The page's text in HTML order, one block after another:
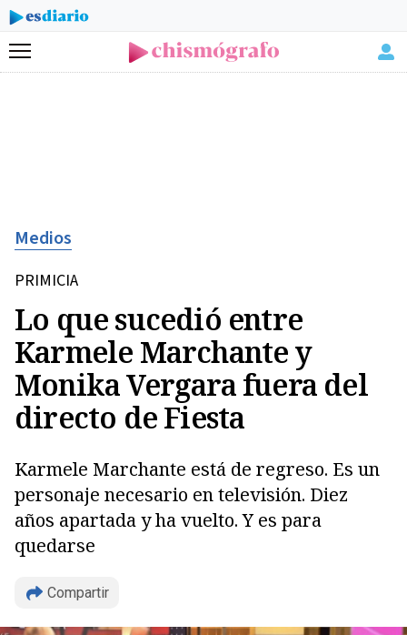
Menú
Medios
PRIMICIA
Lo que sucedió entre
Karmele Marchante y
Monika Vergara fuera del
directo de Fiesta
Karmele Marchante está de regreso. Es un
personaje necesario en televisión. Diez
años apartada y ha vuelto. Y es para
quedarse
Compartir
Copiar